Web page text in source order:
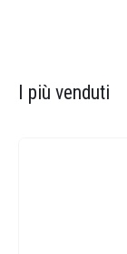
I più venduti